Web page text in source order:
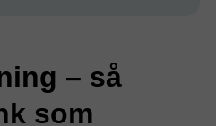
– så
som